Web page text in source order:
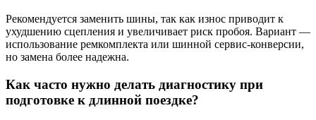
Рекомендуется заменить шины, так как износ приводит к
ухудшению сцепления и увеличивает риск пробоя. Вариант —
использование ремкомплекта или шинной сервис-конверсии,
но замена более надежна.
Как часто нужно делать диагностику при
подготовке к длинной поездке?